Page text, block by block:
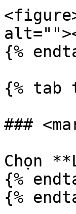
{%
{% tab
###
Chọn
{%